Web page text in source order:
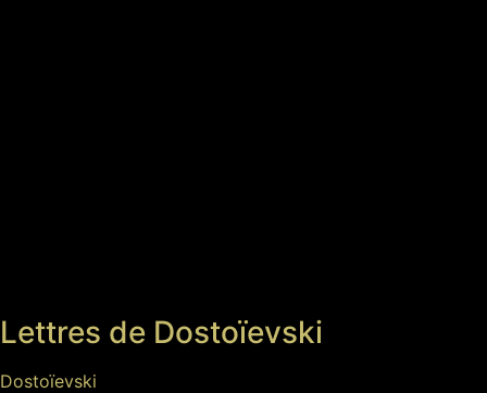
Lettres de Dostoïevski
Dostoïevski